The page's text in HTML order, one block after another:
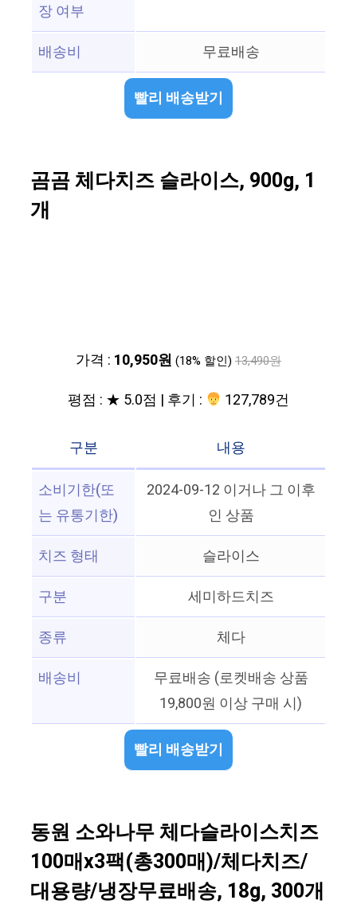
장 여부
배송비 무료배송
빨리 배송받기
곰곰 체다치즈 슬라이스, 900g, 1
개
가격 : 10,950원 (18% 할인) 13,490원
평점 : ★ 5.0점 | 후기 : 127,789건
구분
내용
소비기한(또
는 유통기한)
2024-09-12 이거나 그 이후
인 상품
치즈 형태
슬라이스
구분
세미하드치즈
종류
체다
배송비
무료배송 (로켓배송 상품
19,800원 이상 구매 시)
빨리 배송받기
동원 소와나무 체다슬라이스치즈
100매x3팩(총300매)/체다치즈/
대용량/냉장무료배송, 18g, 300개